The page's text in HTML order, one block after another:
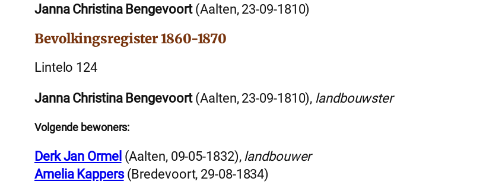
Janna Christina Bengevoort(Aalten, 23-09-1810)
Bevolkingsregister 1860-1870
Lintelo 124
Janna Christina Bengevoort(Aalten, 23-09-1810), landbouwster
Volgende bewoners:
Derk Jan Ormel (Aalten, 09-05-1832), landbouwer
Amelia Kappers(Bredevoort, 29-08-1834)